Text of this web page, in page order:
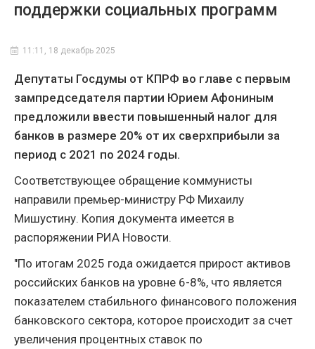
поддержки социальных программ
11:11, 18 декабрь 2025
Депутаты Госдумы от КПРФ во главе с первым
зампредседателя партии Юрием Афониным
предложили ввести повышенный налог для
банков в размере 20% от их сверхприбыли за
период с 2021 по 2024 годы.
Соответствующее обращение коммунисты
направили премьер-министру РФ Михаилу
Мишустину. Копия документа имеется в
распоряжении РИА Новости.
"По итогам 2025 года ожидается прирост активов
российских банков на уровне 6-8%, что является
показателем стабильного финансового положения
банковского сектора, которое происходит за счет
увеличения процентных ставок по